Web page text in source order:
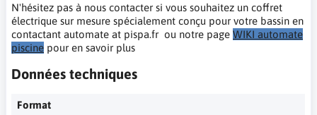
N'hésitez pas à nous contacter si vous souhaitez un coffret
électrique sur mesure spécialement conçu pour votre bassin en
contactant automate at pispa.fr ou notre page WIKI automate
piscine pour en savoir plus
Données techniques
Format